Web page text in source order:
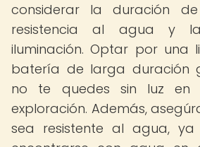
considerar la duración
resistencia al agua y
iluminación. Optar por una
batería de larga duración
no te quedes sin luz en
exploración. Además,
sea resistente al agua,